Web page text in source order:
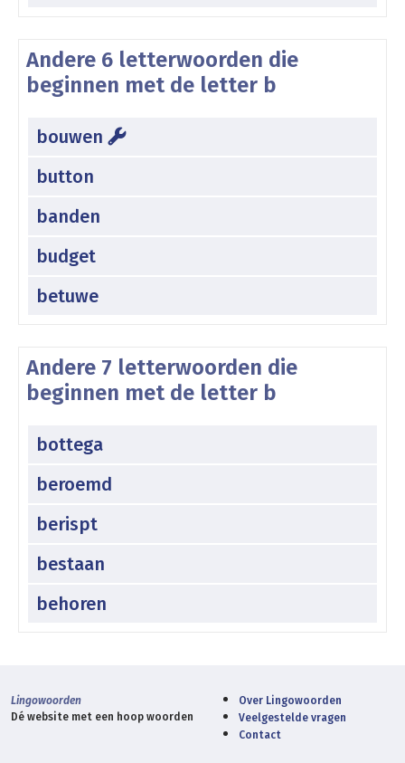
Andere 6 letterwoorden die
beginnen met de letter b
bouwen
button
banden
budget
betuwe
Andere 7 letterwoorden die
beginnen met de letter b
bottega
beroemd
berispt
bestaan
behoren
Lingowoorden
Dé website met een hoop woorden
Over Lingowoorden
Veelgestelde vragen
Contact